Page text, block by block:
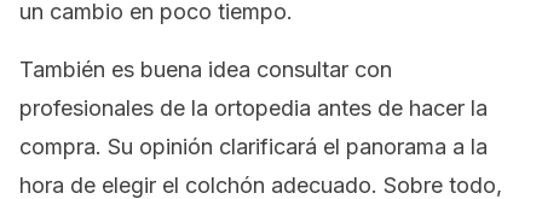
un cambio en poco tiempo.
También es buena idea consultar con
profesionales de la ortopedia antes de hacer la
compra. Su opinión clarificará el panorama a la
hora de elegir el colchón adecuado. Sobre todo,